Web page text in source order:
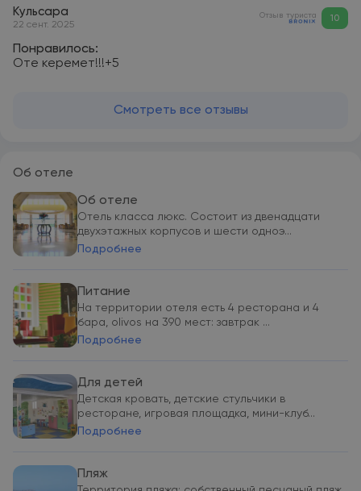
Кульсара
22 сент. 2025
Отзыв туриста 10
Понравилось:
Оте керемет!!!+5
Смотреть все отзывы
Об отеле
Об отеле
Отель класса люкс. Состоит из двенадцати
двухэтажных корпусов и шести одноэ...
Подробнее
Питание
На территории отеля есть 4 ресторана и 4
бара, olivos на 390 мест: завтрак ...
Подробнее
Для детей
Детская кровать, детские стульчики в
ресторане, игровая площадка, мини-клуб...
Подробнее
Пляж